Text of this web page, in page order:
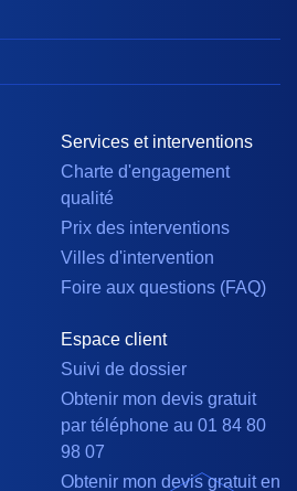
Services et interventions
Charte d'engagement
qualité
Prix des interventions
Villes d'intervention
Foire aux questions (FAQ)
Espace client
Suivi de dossier
Obtenir mon devis gratuit
par téléphone au 01 84 80
98 07
Obtenir mon devis gratuit en